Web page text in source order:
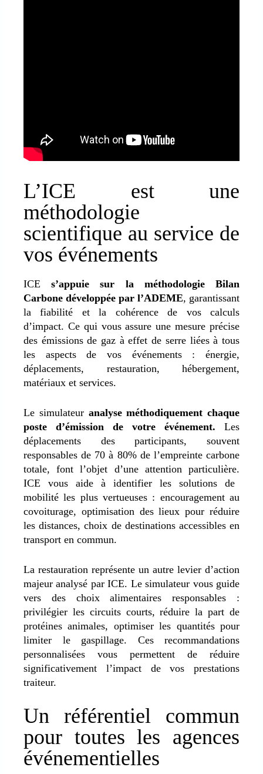
L’ICE est une
méthodologie
scientifique au service de
vos événements
ICEs’appuie sur la méthodologie Bilan
Carbone développée par l’ADEME, garantissant
la fiabilité et la cohérence de vos calculs
d’impact. Ce qui vous assure une mesure précise
des émissions de gaz à effet de serre liées à tous
les aspects de vos événements : énergie,
déplacements, restauration, hébergement,
matériaux et services.
Le simulateur analyse méthodiquement chaque
poste d’émission de votre événement. Les
déplacements des participants, souvent
responsables de 70 à 80% de l’empreinte carbone
totale, font l’objet d’une attention particulière.
ICE vous aide à identifier les solutions de
mobilité les plus vertueuses : encouragement au
covoiturage, optimisation des lieux pour réduire
les distances, choix de destinations accessibles en
transport en commun.
La restauration représente un autre levier d’action
majeur analysé par ICE. Le simulateur vous guide
vers des choix alimentaires responsables :
privilégier les circuits courts, réduire la part de
protéines animales, optimiser les quantités pour
limiter le gaspillage. Ces recommandations
personnalisées vous permettent de réduire
significativement l’impact de vos prestations
traiteur.
Un référentiel commun
pour toutes les agences
événementielles